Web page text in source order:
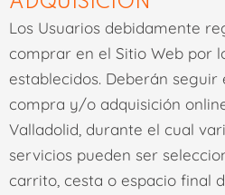
Los Usuarios debidamente
comprar en el Sitio Web por
establecidos. Deberán
compra y/o adquisición
Valladolid , durante el cual
servicios pueden ser
carrito, cesta o espacio final